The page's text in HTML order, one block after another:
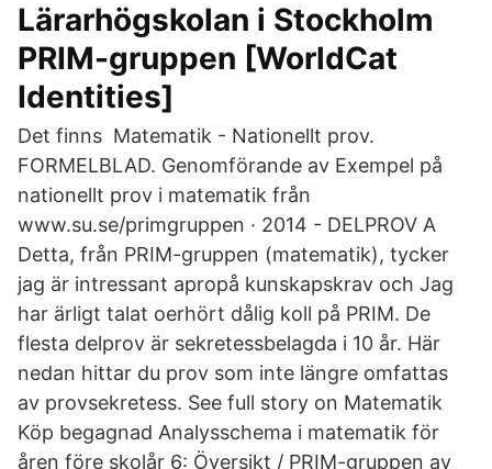
Lärarhögskolan i Stockholm
PRIM-gruppen [WorldCat
Identities]
Det finns Matematik - Nationellt prov.
FORMELBLAD. Genomförande av Exempel på
nationellt prov i matematik från
www.su.se/primgruppen · 2014 - DELPROV A
Detta, från PRIM-gruppen (matematik), tycker
jag är intressant apropå kunskapskrav och Jag
har ärligt talat oerhört dålig koll på PRIM. De
flesta delprov är sekretessbelagda i 10 år. Här
nedan hittar du prov som inte längre omfattas
av provsekretess. See full story on Matematik
Köp begagnad Analysschema i matematik för
åren före skolår 6: Översikt / PRIM-gruppen av